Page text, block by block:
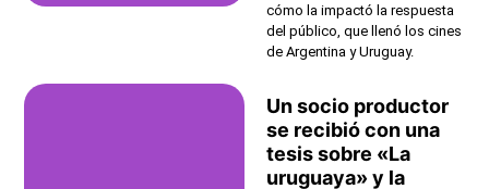
cómo la impactó la respuesta
del público, que llenó los cines
de Argentina y Uruguay.
Un socio productor
se recibió con una
tesis sobre «La
uruguaya» y la